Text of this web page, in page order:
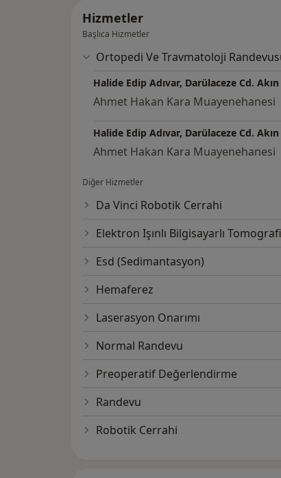
Hizmetler
Başlıca Hizmetler
Ortopedi Ve Travmatoloji
Halide Edip Adıvar, Darülaceze Cd.
Ahmet Hakan Kara Muayenehanesi
Halide Edip Adıvar, Darülaceze Cd.
Ahmet Hakan Kara Muayenehanesi
Diğer Hizmetler
Da Vinci Robotik Cerrahi
Elektron Işınlı Bilgisayarlı Tomografi
Esd (Sedimantasyon)
Hemaferez
Laserasyon Onarımı
Normal Randevu
Preoperatif Değerlendirme
Randevu
Robotik Cerrahi